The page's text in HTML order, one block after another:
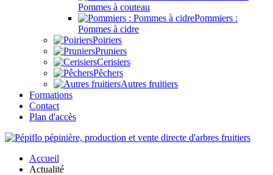
Pommes à couteau
Pommiers :
Pommes à cidre
Poiriers
Pruniers
Cerisiers
Pêchers
Autres fruitiers
Formations
Contact
Plan d'accès
Accueil
Actualité